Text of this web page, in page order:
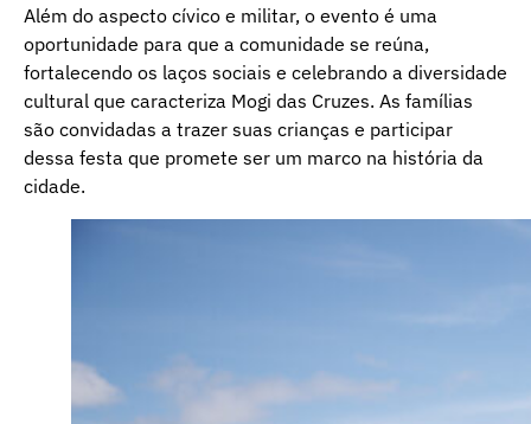
Além do aspecto cívico e militar, o evento é uma
oportunidade para que a comunidade se reúna,
fortalecendo os laços sociais e celebrando a diversidade
cultural que caracteriza Mogi das Cruzes. As famílias
são convidadas a trazer suas crianças e participar
dessa festa que promete ser um marco na história da
cidade.